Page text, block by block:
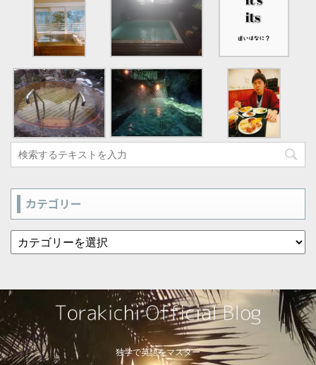
カテゴリー
独学で英語をマスター